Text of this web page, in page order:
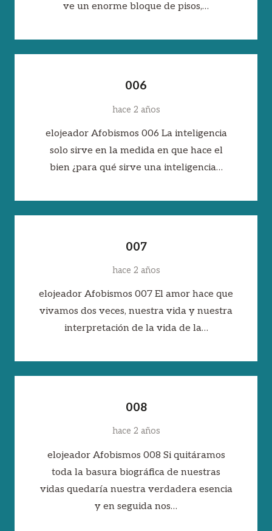
ve un enorme bloque de pisos,…
006
hace 2 años
elojeador Afobismos 006 La inteligencia
solo sirve en la medida en que hace el
bien ¿para qué sirve una inteligencia…
007
hace 2 años
elojeador Afobismos 007 El amor hace que
vivamos dos veces, nuestra vida y nuestra
interpretación de la vida de la…
008
hace 2 años
elojeador Afobismos 008 Si quitáramos
toda la basura biográfica de nuestras
vidas quedaría nuestra verdadera esencia
y en seguida nos…